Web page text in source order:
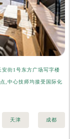
街1号东方广场写字楼
,中心技师均接受国际化
天津 成都